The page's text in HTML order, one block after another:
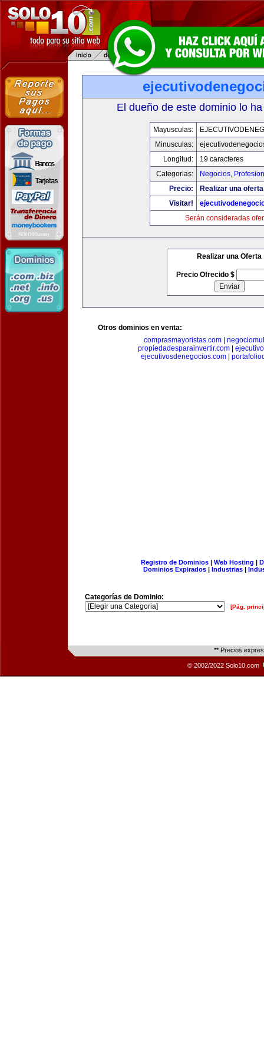
El dueño de este dominio lo
Mayusculas:
Minusculas:
Longitud:
19 caracteres
Categorias:
Negocios,
Precio:
Realizar una
Visitar!
Serán consideradas
Realizar una Oferta
Precio Ofrecido $
Otros dominios en venta:
comprasmayoristas.com
propiedadesparainvertir.com
ejecutivosdenegocios.com|
Registro de Dominios| Web Hosting |
Dominios Expirados | Industrias |
Categorías de Dominio:
[Pág.
** Precios
© 2002/2022 Solo10.com